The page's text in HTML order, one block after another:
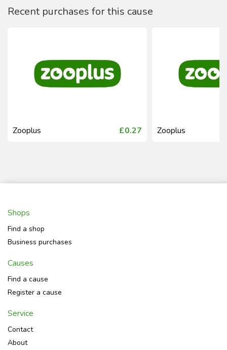
Recent purchases for this cause
Zooplus £0.27 Zooplus
Shops
Find a shop
Business purchases
Causes
Find a cause
Register a cause
Service
Contact
About